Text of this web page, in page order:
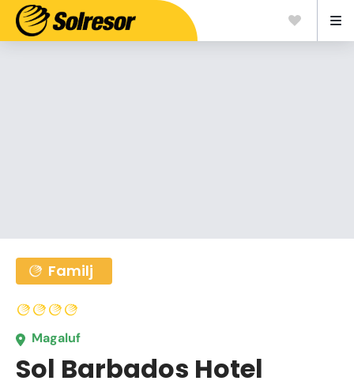
Familj
Magaluf
Sol Barbados Hotel